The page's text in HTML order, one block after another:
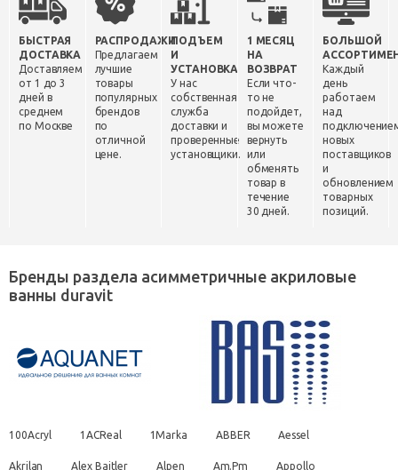
БЫСТРАЯ
ДОСТАВКА
Доставляем
от 1 до 3
дней в
среднем
по Москве
РАСПРОДАЖИ
Предлагаем
лучшие
товары
популярных
брендов
по
отличной
цене.
ПОДЪЕМ
И
УСТАНОВКА
У нас
собственная
служба
доставки и
проверенные
установщики.
1 МЕСЯЦ
НА
ВОЗВРАТ
Если что-
то не
подойдет,
вы можете
вернуть
или
обменять
товар в
течение
30 дней.
БОЛЬШОЙ
Каждый
день
работаем
над
новых
поставщиков
и
обновлением
товарных
позиций.
Бренды раздела асимметричные акриловые
ванны duravit
100Acryl 1ACReal 1Marka ABBER Aessel
Akrilan Alex Baitler Alpen Am.Pm Appollo